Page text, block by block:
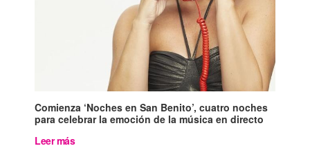
Comienza ‘Noches en San Benito’, cuatro noches
para celebrar la emoción de la música en directo
Leer más